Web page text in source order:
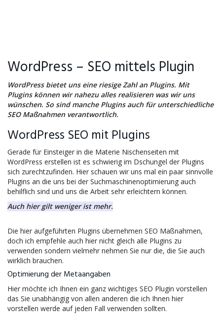
WordPress – SEO mittels Plugin
WordPress bietet uns eine riesige Zahl an Plugins. Mit
Plugins können wir nahezu alles realisieren was wir uns
wünschen. So sind manche Plugins auch für unterschiedliche
SEO Maßnahmen verantwortlich.
WordPress SEO mit Plugins
Gerade für Einsteiger in die Materie Nischenseiten mit
WordPress erstellen ist es schwierig im Dschungel der Plugins
sich zurechtzufinden. Hier schauen wir uns mal ein paar sinnvolle
Plugins an die uns bei der Suchmaschinenoptimierung auch
behilflich sind und uns die Arbeit sehr erleichtern können.
Auch hier gilt weniger ist mehr.
Die hier aufgeführten Plugins übernehmen SEO Maßnahmen,
doch ich empfehle auch hier nicht gleich alle Plugins zu
verwenden sondern vielmehr nehmen Sie nur die, die Sie auch
wirklich brauchen.
Optimierung der Metaangaben
Hier möchte ich Ihnen ein ganz wichtiges SEO Plugin vorstellen
das Sie unabhängig von allen anderen die ich Ihnen hier
vorstellen werde auf jeden Fall verwenden sollten.